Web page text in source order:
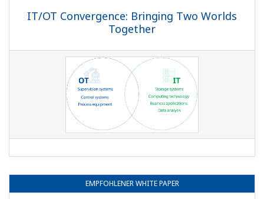
IT/OT Convergence: Bringing Two Worlds
Together
EMPFOHLENER WHITE PAPER